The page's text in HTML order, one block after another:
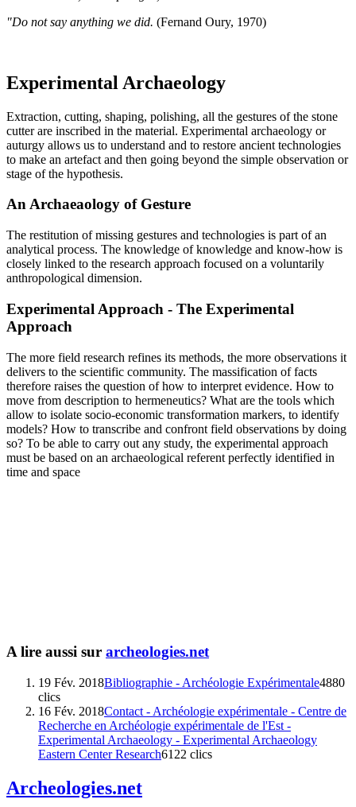
"Do not say anything we did. (Fernand Oury, 1970)
Experimental Archaeology
Extraction, cutting, shaping, polishing, all the gestures of the stone
cutter are inscribed in the material. Experimental archaeology or
auturgy allows us to understand and to restore ancient technologies
to make an artefact and then going beyond the simple observation or
stage of the hypothesis.
An Archaeaology of Gesture
The restitution of missing gestures and technologies is part of an
analytical process. The knowledge of knowledge and know-how is
closely linked to the research approach focused on a voluntarily
anthropological dimension.
Experimental Approach - The Experimental
Approach
The more field research refines its methods, the more observations it
delivers to the scientific community. The massification of facts
therefore raises the question of how to interpret evidence. How to
move from description to hermeneutics? What are the tools which
allow to isolate socio-economic transformation markers, to identify
models? How to transcribe and confront field observations by doing
so? To be able to carry out any study, the experimental approach
must be based on an archaeological referent perfectly identified in
time and space
A lire aussi sur archeologies.net
19 Fév. 2018Bibliographie - Archéologie Expérimentale4880
clics
16 Fév. 2018Contact - Archéologie expérimentale - Centre de
Recherche en Archéologie expérimentale de l'Est -
Experimental Archaeology - Experimental Archaeology
Eastern Center Research6122 clics
Archeologies.net